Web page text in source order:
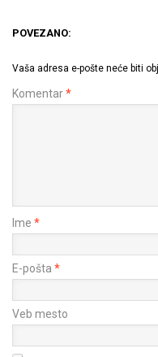
POVEZANO:
Vaša adresa e-pošte neće biti
Komentar*
Ime *
E-pošta *
Veb mesto